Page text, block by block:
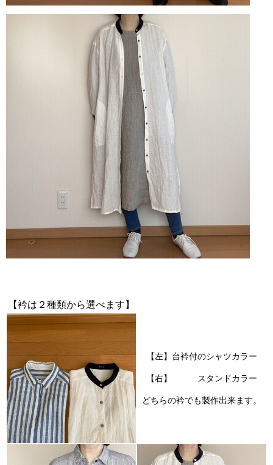
【衿は２種類から選べます】
【左】台衿付のシャツカラー
【右】 スタンドカラー
どちらの衿でも製作出来ます。